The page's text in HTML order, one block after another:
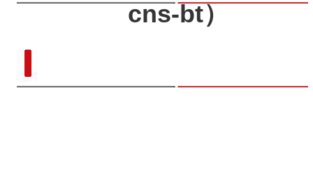
cns-bt）